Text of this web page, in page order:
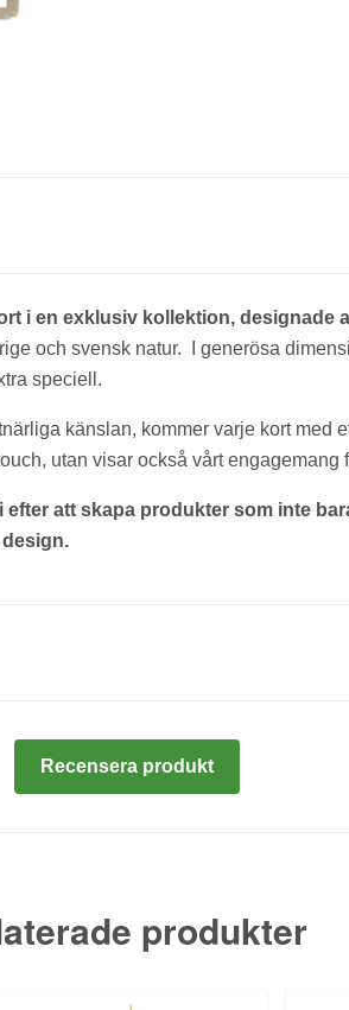
i en exklusiv kollektion, designade
och svensk natur. I generösa
speciell.
känslan, kommer varje kort med
utan visar också vårt engagemang
efter att skapa produkter som inte
Recensera produkt
produkter